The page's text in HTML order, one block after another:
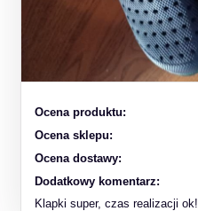
Ocena produktu:
Ocena sklepu:
Ocena dostawy:
Dodatkowy komentarz:
Klapki super, czas realizacji ok!